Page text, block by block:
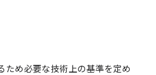
ため必要な技術上の基準を定め